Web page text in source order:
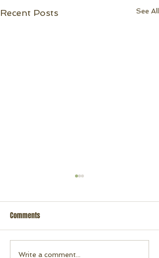
Recent Posts See All
Comments
Write a comment...